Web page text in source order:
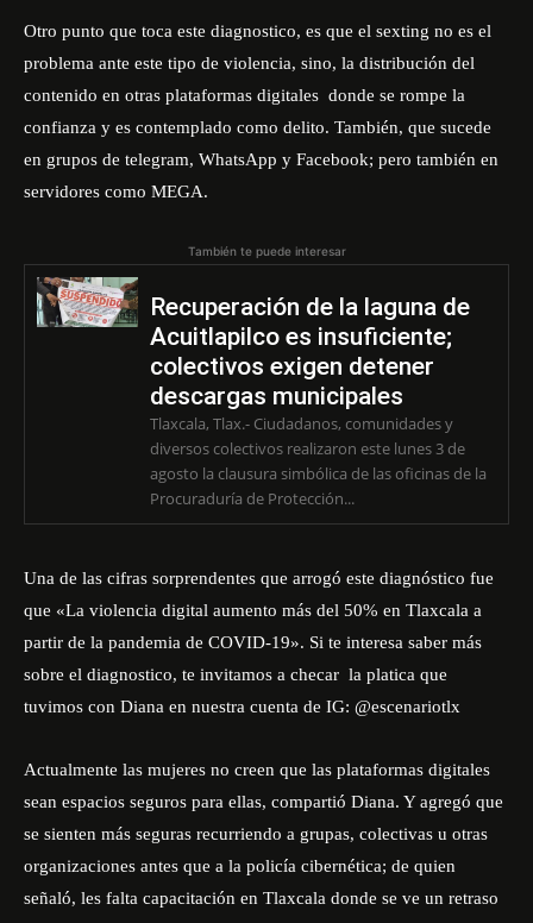
Otro punto que toca este diagnostico, es que el sexting no es el
problema ante este tipo de violencia, sino, la distribución del
contenido en otras plataformas digitales donde se rompe la
confianza y es contemplado como delito. También, que sucede
en grupos de telegram, WhatsApp y Facebook; pero también en
servidores como MEGA.
También te puede interesar
Recuperación de la laguna de
Acuitlapilco es insuficiente;
colectivos exigen detener
descargas municipales
Tlaxcala, Tlax.- Ciudadanos, comunidades y
diversos colectivos realizaron este lunes 3 de
agosto la clausura simbólica de las oficinas de la
Procuraduría de Protección...
Una de las cifras sorprendentes que arrogó este diagnóstico fue
que «La violencia digital aumento más del 50% en Tlaxcala a
partir de la pandemia de COVID-19». Si te interesa saber más
sobre el diagnostico, te invitamos a checar la platica que
tuvimos con Diana en nuestra cuenta de IG: @escenariotlx
Actualmente las mujeres no creen que las plataformas digitales
sean espacios seguros para ellas, compartió Diana. Y agregó que
se sienten más seguras recurriendo a grupas, colectivas u otras
organizaciones antes que a la policía cibernética; de quien
señaló, les falta capacitación en Tlaxcala donde se ve un retraso